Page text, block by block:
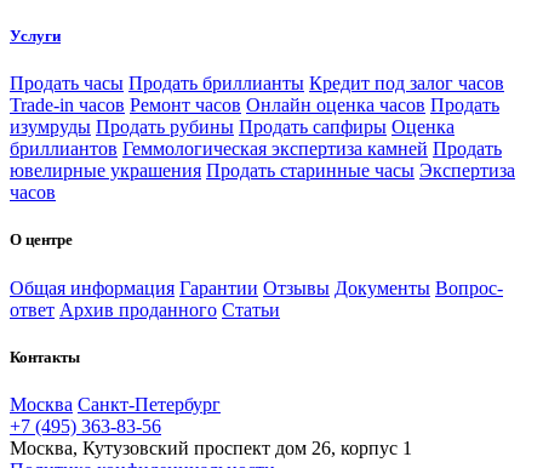
Услуги
Продать часы Продать бриллианты Кредит под залог часов
Trade-in часов Ремонт часов Онлайн оценка часов Продать
изумруды Продать рубины Продать сапфиры Оценка
бриллиантов Геммологическая экспертиза камней Продать
ювелирные украшения Продать старинные часы Экспертиза
часов
О центре
Общая информация Гарантии Отзывы Документы Вопрос-
ответ Архив проданного Статьи
Контакты
Москва Санкт-Петербург
+7 (495) 363-83-56
Москва, Кутузовский проспект дом 26, корпус 1